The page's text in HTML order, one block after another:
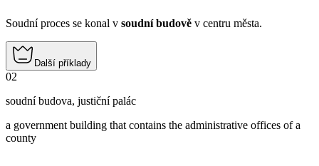
Soudní proces se konal v soudní budově v centru města.
Další příklady
02
soudní budova, justiční palác
a government building that contains the administrative offices of a
county